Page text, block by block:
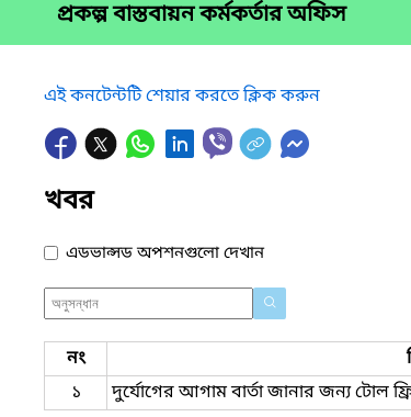
প্রকল্প বাস্তবায়ন কর্মকর্তার অফিস
এই কনটেন্টটি শেয়ার করতে ক্লিক করুন
খবর
এডভান্সড অপশনগুলো দেখান
নং
১
দুর্যোগের আগাম বার্তা জানার জন্য টোল